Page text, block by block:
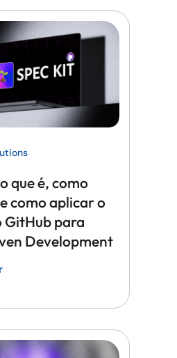
que é, como
como aplicar o
para
Development